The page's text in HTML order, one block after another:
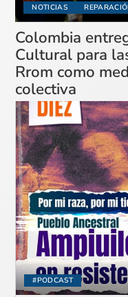
NOTICIAS
Colombia
Cultural para
Rrom como
colectiva
#PODCAST